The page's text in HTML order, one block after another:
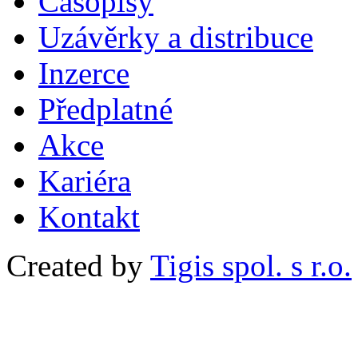
Uzávěrky a distribuce
Inzerce
Předplatné
Akce
Kariéra
Kontakt
Created by Tigis spol. s r.o.